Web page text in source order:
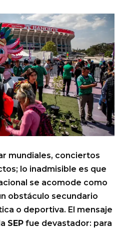
mundiales, conciertos
lo inadmisible es que
se acomode como
obstáculo secundario
o deportiva. El mensaje
SEP fue devastador: para